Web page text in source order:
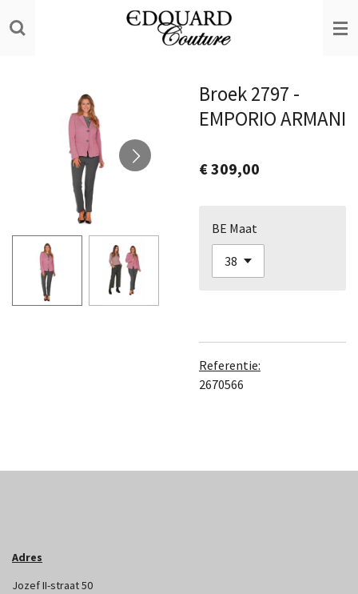
direct
hoofdinhoud
Broek 2797 -
EMPORIO ARMANI
€ 309,00
BE Maat
Referentie:
2670566
Adres
Jozef II-straat 50